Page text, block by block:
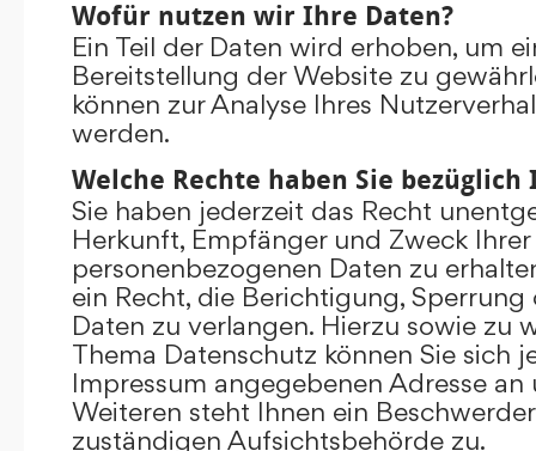
Wofür nutzen wir Ihre Daten?
Ein Teil der Daten wird erhoben, um
Bereitstellung der Website zu
können zur Analyse Ihres
werden.
Welche Rechte haben Sie bezüglich
Sie haben jederzeit das Recht
Herkunft, Empfänger und Zweck
personenbezogenen Daten zu
ein Recht, die Berichtigung,
Daten zu verlangen. Hierzu sowie zu
Thema Datenschutz können Sie sich
Impressum angegebenen Adresse an
Weiteren steht Ihnen ein
zuständigen Aufsichtsbehörde zu.